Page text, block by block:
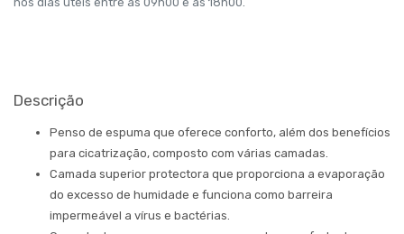
Descrição
Penso de espuma que oferece conforto, além dos benefícios
para cicatrização, composto com várias camadas.
Camada superior protectora que proporciona a evaporação
do excesso de humidade e funciona como barreira
impermeável a vírus e bactérias.